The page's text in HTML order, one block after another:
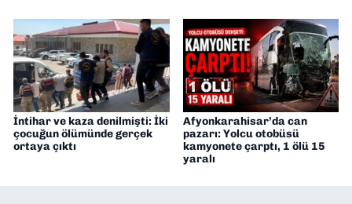
İntihar ve kaza denilmişti: İki
çocuğun ölümünde gerçek
ortaya çıktı
Afyonkarahisar’da can
pazarı: Yolcu otobüsü
kamyonete çarptı, 1 ölü 15
yaralı